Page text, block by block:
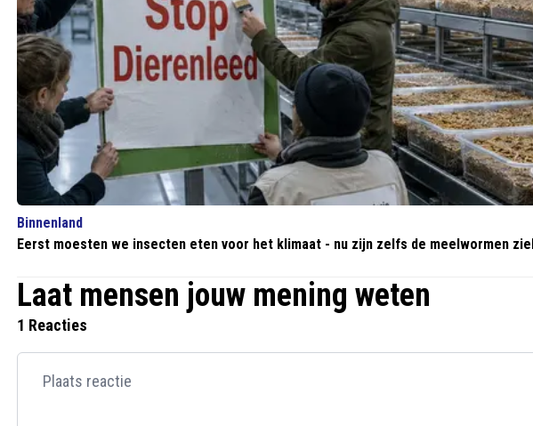
Binnenland
Eerst moesten we insecten eten voor het klimaat - nu zijn zelfs de meelwormen
Laat mensen jouw mening weten
1 Reacties